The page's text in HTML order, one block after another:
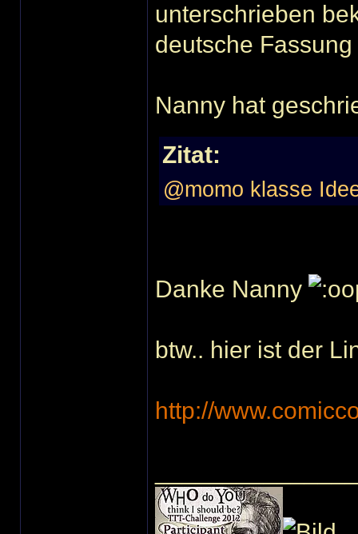
unterschrieben
deutsche
Nanny hat
Zitat:
@momo klasse
Danke Nanny
btw.. hier ist der
http://